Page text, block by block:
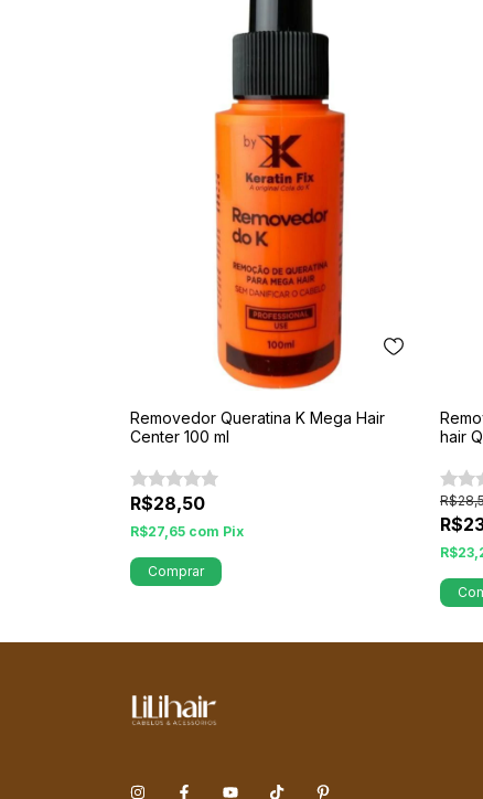
Removedor Queratina K Mega Hair
Center 100 ml
R$28,50
R$27,65 com Pix
Comprar
hair